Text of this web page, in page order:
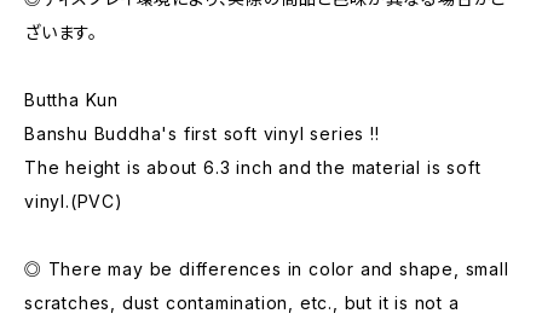
ざいます。
Buttha Kun
Banshu Buddha's first soft vinyl series !!
The height is about 6.3 inch and the material is soft
vinyl.(PVC)
◎ There may be differences in color and shape, small
scratches, dust contamination, etc., but it is not a